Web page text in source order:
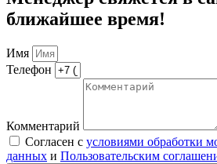
ближайшее время!
Имя
Телефон
Комментарий
Согласен с условиями обработки
данных и Пользовательским